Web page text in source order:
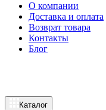
О компании
Доставка и оплата
Возврат товара
Контакты
Блог
Каталог